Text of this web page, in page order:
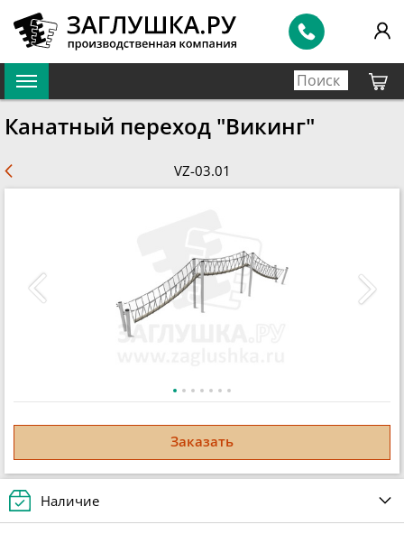
Канатный переход "Викинг"
VZ-03.01
Заказать
Наличие